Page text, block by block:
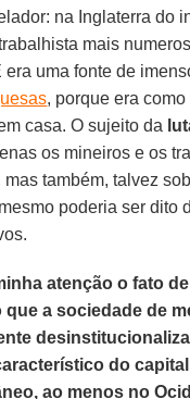
na Inglaterra do
mais
era uma fonte de
, porque era
casa. O sujeito da
os mineiros e os
também, talvez
poderia ser dito
atenção o fato
que a sociedade de
do
ao menos no